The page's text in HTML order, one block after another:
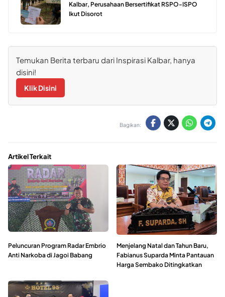
Kalbar, Perusahaan Bersertifikat RSPO-ISPO
Ikut Disorot
Temukan Berita terbaru dari Inspirasi Kalbar, hanya
disini!
Klik Disini
Bagikan:
Artikel Terkait
Peluncuran Program Radar Embrio
Anti Narkoba di Jagoi Babang
Menjelang Natal dan Tahun Baru,
Fabianus Suparda Minta Pantauan
Harga Sembako Ditingkatkan